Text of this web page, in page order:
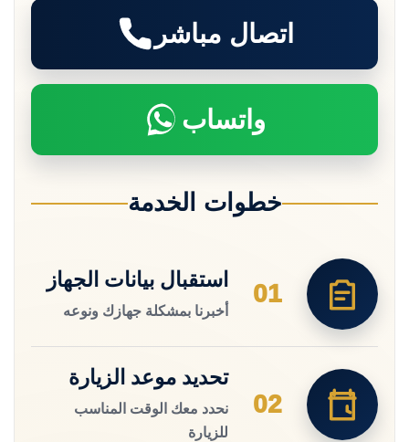
اتصال مباشر
واتساب
خطوات الخدمة
01
استقبال بيانات الجهاز
أخبرنا بمشكلة جهازك ونوعه
02
تحديد موعد الزيارة
نحدد معك الوقت المناسب
للزيارة